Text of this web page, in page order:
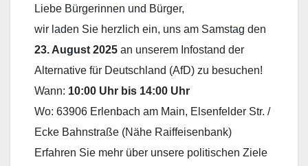
Liebe Bürgerinnen und Bürger,
wir laden Sie herzlich ein, uns am Samstag den
23. August 2025 an unserem Infostand der
Alternative für Deutschland (AfD) zu besuchen!
Wann: 10:00 Uhr bis 14:00 Uhr
Wo: 63906 Erlenbach am Main, Elsenfelder Str. /
Ecke Bahnstraße (Nähe Raiffeisenbank)
Erfahren Sie mehr über unsere politischen Ziele